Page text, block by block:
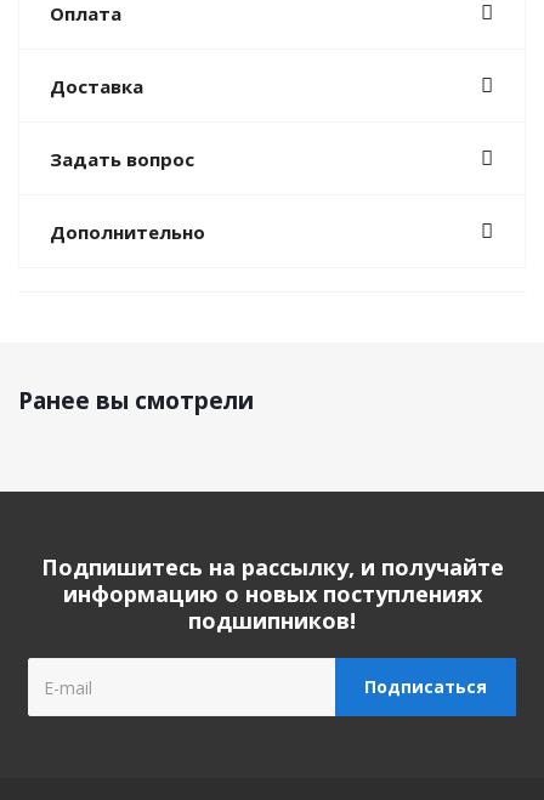
Оплата
Доставка
Задать вопрос
Дополнительно
Ранее вы смотрели
Подпишитесь на рассылку, и получайте
информацию о новых поступлениях
подшипников!